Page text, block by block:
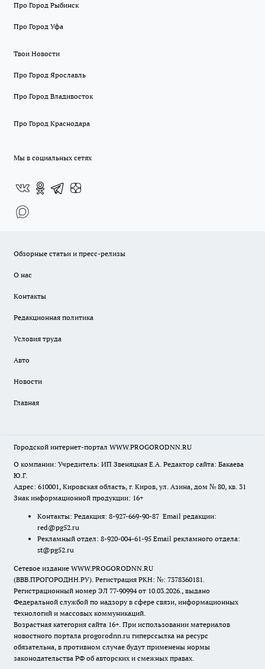
Про Город Рыбинск
Про Город Уфа
Твои Новости
Про Город Ярославль
Про Город Владивосток
Про Город Краснодара
Мы в социальных сетях
Обзорные статьи и пресс-релизы
О нас
Контакты
Редакционная политика
Условия труда
Авто
Новости
Главная
Городской интернет-портал WWW.PROGORODNN.RU
О компании: Учредитель: ИП Звеняцкая Е.А. Редактор сайта: Бакаева
Ю.Г.
Адрес: 610001, Кировская область, г. Киров, ул. Азина, дом № 80, кв. 31
Знак информационной продукции: 16+
Контакты: Редакция: 8-927-669-90-87 Email редакции:
red@pg52.ru
Рекламный отдел: 8-920-004-61-95 Email рекламного отдела:
st@pg52.ru
Сетевое издание WWW.PROGORODNN.RU
(ВВВ.ПРОГОРОДНН.РУ). Регистрация РКН: №: 7378360181.
Регистрационный номер ЭЛ 77-90994 от 10.03.2026., выдано
Федеральной службой по надзору в сфере связи, информационных
технологий и массовых коммуникаций.
Возрастная категория сайта 16+. При использовании материалов
новостного портала progorodnn.ru гиперссылка на ресурс
обязательна, в противном случае будут применены нормы
законодательства РФ об авторских и смежных правах.